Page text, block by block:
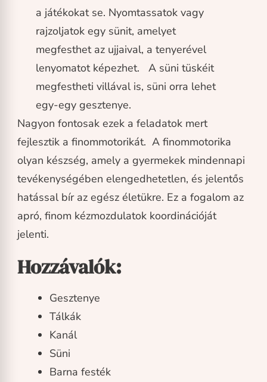
a játékokat se. Nyomtassatok vagy
rajzoljatok egy sünit, amelyet
megfesthet az ujjaival, a tenyerével
lenyomatot képezhet. A süni tüskéit
megfestheti villával is, süni orra lehet
egy-egy gesztenye.
Nagyon fontosak ezek a feladatok mert
fejlesztik a finommotorikát. A finommotorika
olyan készség, amely a gyermekek mindennapi
tevékenységében elengedhetetlen, és jelentős
hatással bír az egész életükre. Ez a fogalom az
apró, finom kézmozdulatok koordinációját
jelenti.
Hozzávalók:
Gesztenye
Tálkák
Kanál
Süni
Barna festék